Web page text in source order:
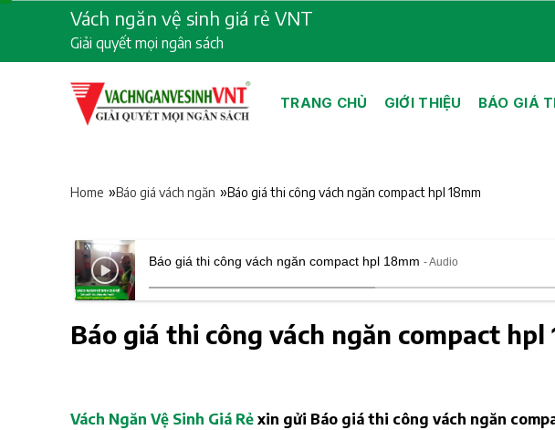
content
Vách ngăn vệ sinh giá rẻ VNT
Giải quyết mọi ngân sách
TRANG CHỦ GIỚI THIỆU BÁO GIÁ
Home »Báo giá vách ngăn »Báo giá thi công vách ngăn compact hpl 18mm
Báo giá thi công vách ngăn compact hpl 18mm - Audio
Báo giá thi công vách ngăn compact hpl
Vách Ngăn Vệ Sinh Giá Rẻ xin gửi Báo giá thi công vách ngăn